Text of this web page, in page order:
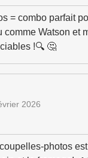
= combo parfait
comme Watson et
!🔍 🤔
2026
photos